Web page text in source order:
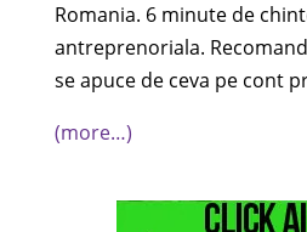
Romania. 6 minute de
antreprenoriala.
se apuce de ceva pe cont
(more…)